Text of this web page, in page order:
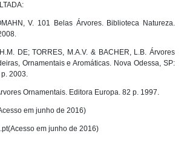
V. 101 Belas Árvores. Biblioteca Natureza.
DE; TORRES, M.A.V. & BACHER, L.B. Árvores
Ornamentais e Aromáticas. Nova Odessa, SP:
p. 2003.
Ornamentais. Editora Europa. 82 p. 1997.
em junho de 2016)
em junho de 2016)